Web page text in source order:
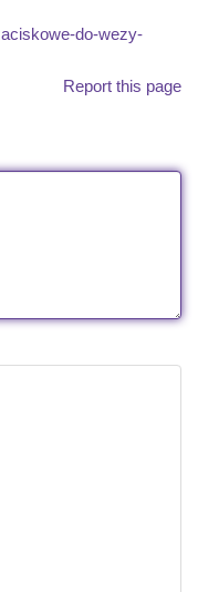
do-wezy-
Report this page